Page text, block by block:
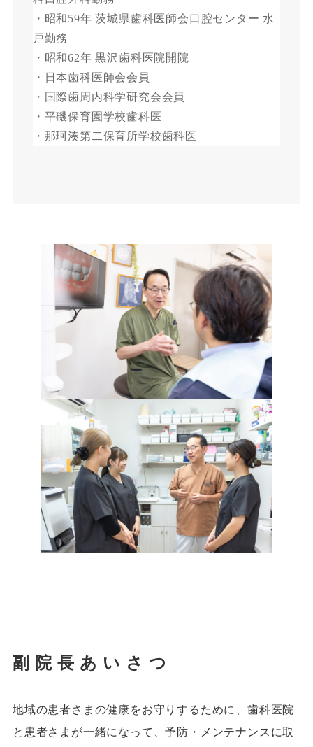
・昭和59年 茨城県歯科医師会口腔センター 水
戸勤務
・昭和62年 黒沢歯科医院開院
・日本歯科医師会会員
・国際歯周内科学研究会会員
・平磯保育園学校歯科医
・那珂湊第二保育所学校歯科医
副院長あいさつ
地域の患者さまの健康をお守りするために、歯科医院
と患者さまが一緒になって、予防・メンテナンスに取